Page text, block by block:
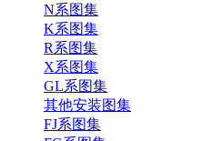
N系图集
K系图集
R系图集
X系图集
GL系图集
其他安装图集
FJ系图集